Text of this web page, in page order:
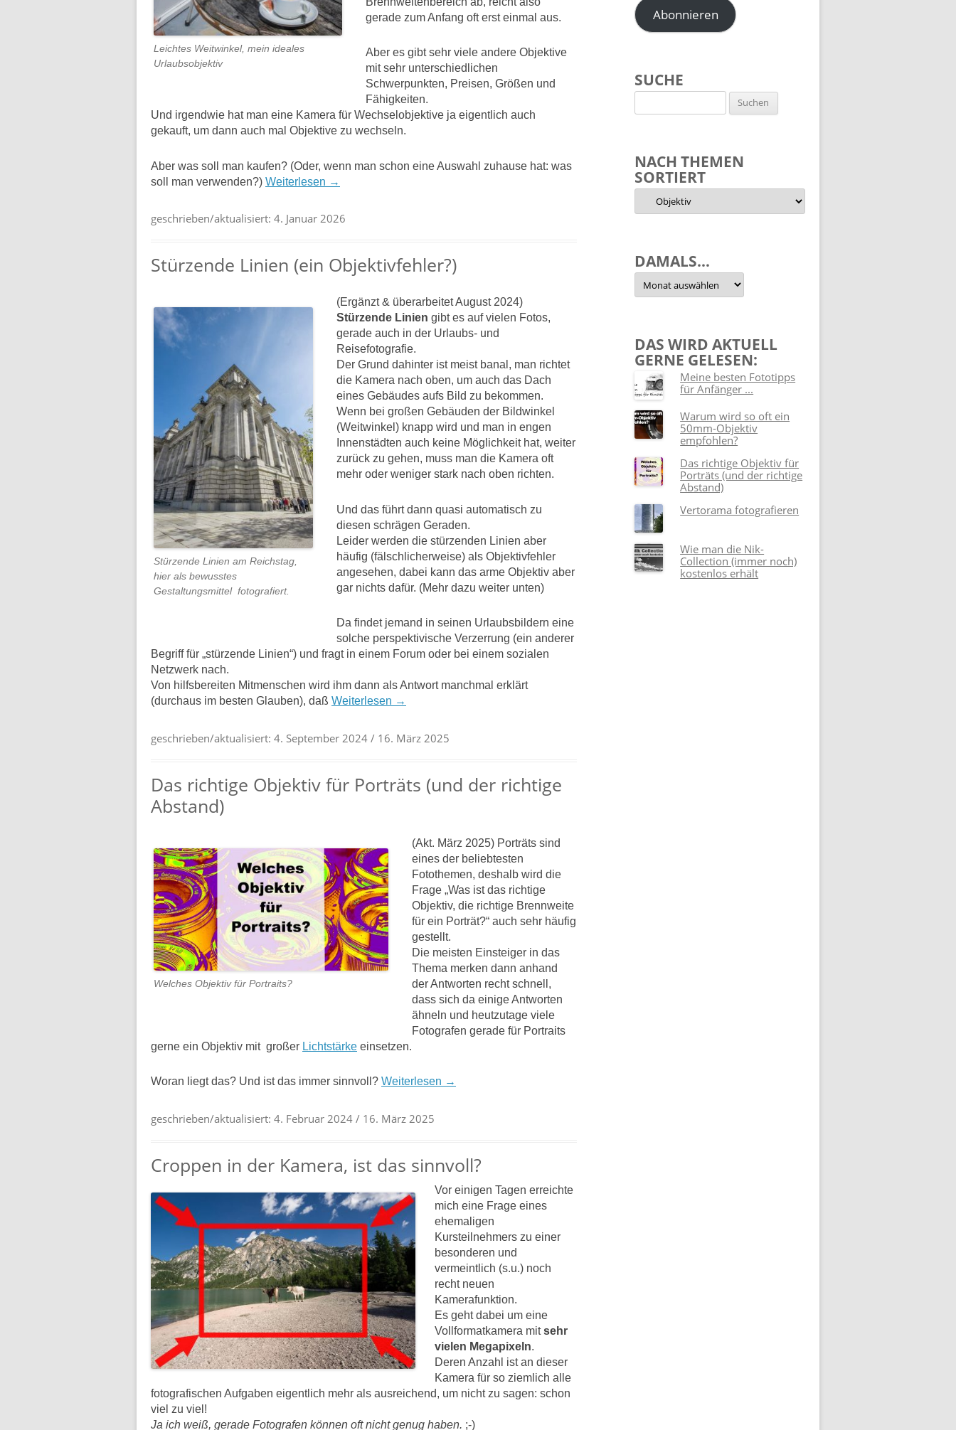
Leichtes Weitwinkel, mein ideales
Urlaubsobjektiv
gerade zum Anfang oft erst einmal aus.
Aber es gibt sehr viele andere Objektive
mit sehr unterschiedlichen
Schwerpunkten, Preisen, Größen und
Fähigkeiten.
Und irgendwie hat man eine Kamera für Wechselobjektive ja eigentlich auch
gekauft, um dann auch mal Objektive zu wechseln.
Aber was soll man kaufen? (Oder, wenn man schon eine Auswahl zuhause hat: was
soll man verwenden?) Weiterlesen →
geschrieben/aktualisiert: 4. Januar 2026
Stürzende Linien (ein Objektivfehler?)
Stürzende Linien am Reichstag,
hier als bewusstes
Gestaltungsmittel fotografiert.
(Ergänzt & überarbeitet August 2024)
Stürzende Linien gibt es auf vielen Fotos,
gerade auch in der Urlaubs- und
Reisefotografie.
Der Grund dahinter ist meist banal, man richtet
die Kamera nach oben, um auch das Dach
eines Gebäudes aufs Bild zu bekommen.
Wenn bei großen Gebäuden der Bildwinkel
(Weitwinkel) knapp wird und man in engen
Innenstädten auch keine Möglichkeit hat, weiter
zurück zu gehen, muss man die Kamera oft
mehr oder weniger stark nach oben richten.
Und das führt dann quasi automatisch zu
diesen schrägen Geraden.
Leider werden die stürzenden Linien aber
häufig (fälschlicherweise) als Objektivfehler
angesehen, dabei kann das arme Objektiv aber
gar nichts dafür. (Mehr dazu weiter unten)
Da findet jemand in seinen Urlaubsbildern eine
solche perspektivische Verzerrung (ein anderer
Begriff für „stürzende Linien“) und fragt in einem Forum oder bei einem sozialen
Netzwerk nach.
Von hilfsbereiten Mitmenschen wird ihm dann als Antwort manchmal erklärt
(durchaus im besten Glauben), daß Weiterlesen →
geschrieben/aktualisiert: 4. September 2024 / 16. März 2025
Das richtige Objektiv für Porträts (und der richtige
Abstand)
Welches Objektiv für Portraits?
(Akt. März 2025) Porträts sind
eines der beliebtesten
Fotothemen, deshalb wird die
Frage „Was ist das richtige
Objektiv, die richtige Brennweite
für ein Porträt?“ auch sehr häufig
gestellt.
Die meisten Einsteiger in das
Thema merken dann anhand
der Antworten recht schnell,
dass sich da einige Antworten
ähneln und heutzutage viele
Fotografen gerade für Portraits
gerne ein Objektiv mit großer Lichtstärke einsetzen.
Woran liegt das? Und ist das immer sinnvoll? Weiterlesen →
geschrieben/aktualisiert: 4. Februar 2024 / 16. März 2025
Croppen in der Kamera, ist das sinnvoll?
Vor einigen Tagen erreichte
mich eine Frage eines
ehemaligen
Kursteilnehmers zu einer
besonderen und
vermeintlich (s.u.) noch
recht neuen
Kamerafunktion.
Es geht dabei um eine
Vollformatkamera mitsehr
vielen Megapixeln.
Deren Anzahl ist an dieser
Kamera für so ziemlich alle
fotografischen Aufgaben eigentlich mehr als ausreichend, um nicht zu sagen: schon
viel zu viel!
Ja ich weiß, gerade Fotografen können oft nicht genug haben. ;-)
Abonnieren
SUCHE
nach:
NACH THEMEN
SORTIERT
Nach
Themen
sortiert
DAMALS…
Damals…
DAS WIRD AKTUELL
GERNE GELESEN:
Meine besten Fototipps
für Anfänger ...
Warum wird so oft ein
50mm-Objektiv
empfohlen?
Das richtige Objektiv für
Porträts (und der richtige
Abstand)
Vertorama fotografieren
Wie man die Nik-
Collection (immer noch)
kostenlos erhält